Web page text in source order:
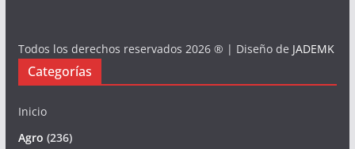
Todos los derechos reservados 2026 ® | Diseño de JADEMK
Categorías
Inicio
Agro (236)